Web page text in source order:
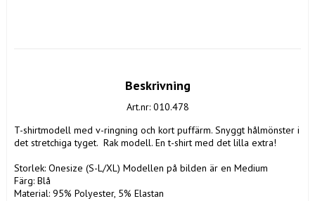
Beskrivning
Art.nr: 010.478
T-shirtmodell med v-ringning och kort puffärm. Snyggt hålmönster i
det stretchiga tyget.  Rak modell. En t-shirt med det lilla extra!
Storlek: Onesize (S-L/XL) Modellen på bilden är en Medium
Färg: Blå
Material: 95% Polyester, 5% Elastan